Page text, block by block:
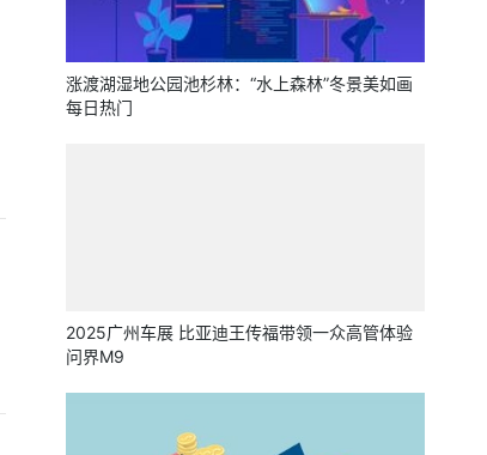
涨渡湖湿地公园池杉林：“水上森林”冬景美如画
每日热门
2025广州车展 比亚迪王传福带领一众高管体验
问界M9